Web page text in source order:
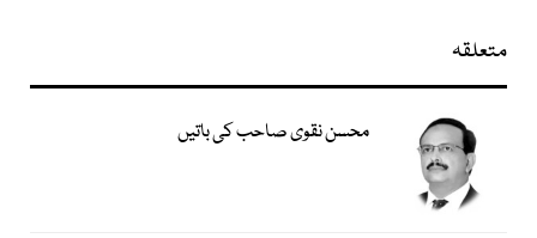
متعلقہ
محسن نقوی صاحب کی باتیں